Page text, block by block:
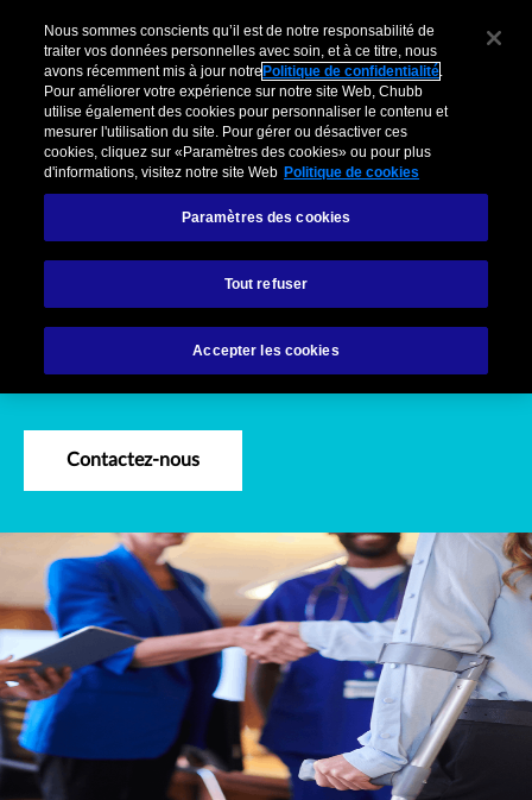
Haftpflichtversicherungen für
Courtiers Organisations partenaires
Produits Industries Services Sinistres
Produits Assurances responsabilité civile pour les entreprises
Assurances responsabilité
civile pour les entreprises
Contactez-nous
Nous sommes conscients qu’il est de notre responsabilité de
traiter vos données personnelles avec soin, et à ce titre, nous
avons récemment mis à jour notre Politique de confidentialité.
Pour améliorer votre expérience sur notre site Web, Chubb
utilise également des cookies pour personnaliser le contenu et
mesurer l'utilisation du site. Pour gérer ou désactiver ces
cookies, cliquez sur «Paramètres des cookies» ou pour plus
d'informations, visitez notre site Web Politique de cookies
Paramètres des cookies
Tout refuser
Accepter les cookies